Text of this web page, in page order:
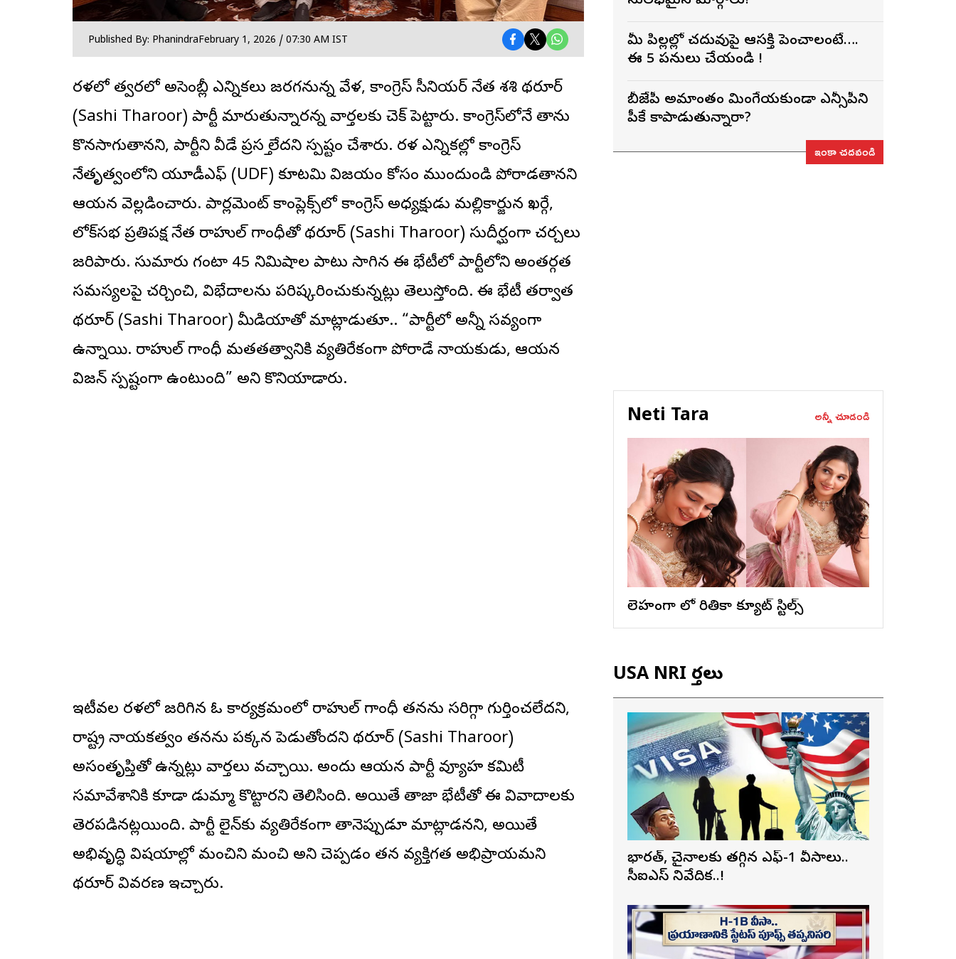
Published By: PhanindraFebruary 1, 2026 / 07:30 AM IST
కేరళలో త్వరలో అసెంబ్లీ ఎన్నికలు జరగనున్న వేళ, కాంగ్రెస్ సీనియర్ నేత శశి థరూర్
(Sashi Tharoor) పార్టీ మారుతున్నారన్న వార్తలకు చెక్ పెట్టారు. కాంగ్రెస్‌లోనే తాను
కొనసాగుతానని, పార్టీని వీడే ప్రసక్తే లేదని స్పష్టం చేశారు. కేరళ ఎన్నికల్లో కాంగ్రెస్
నేతృత్వంలోని యూడీఎఫ్ (UDF) కూటమి విజయం కోసం ముందుండి పోరాడతానని
ఆయన వెల్లడించారు. పార్లమెంట్ కాంప్లెక్స్‌లో కాంగ్రెస్ అధ్యక్షుడు మల్లికార్జున ఖర్గే,
లోక్‌సభ ప్రతిపక్ష నేత రాహుల్ గాంధీతో థరూర్ (Sashi Tharoor) సుదీర్ఘంగా చర్చలు
జరిపారు. సుమారు గంటా 45 నిమిషాల పాటు సాగిన ఈ భేటీలో పార్టీలోని అంతర్గత
సమస్యలపై చర్చించి, విభేదాలను పరిష్కరించుకున్నట్లు తెలుస్తోంది. ఈ భేటీ తర్వాత
థరూర్ (Sashi Tharoor) మీడియాతో మాట్లాడుతూ.. “పార్టీలో అన్నీ సవ్యంగా
ఉన్నాయి. రాహుల్ గాంధీ మతతత్వానికి వ్యతిరేకంగా పోరాడే నాయకుడు, ఆయన
విజన్ స్పష్టంగా ఉంటుంది” అని కొనియాడారు.
ఇటీవల కేరళలో జరిగిన ఓ కార్యక్రమంలో రాహుల్ గాంధీ తనను సరిగ్గా గుర్తించలేదని,
రాష్ట్ర నాయకత్వం తనను పక్కన పెడుతోందని థరూర్ (Sashi Tharoor)
అసంతృప్తితో ఉన్నట్లు వార్తలు వచ్చాయి. అందుకే ఆయన పార్టీ వ్యూహ కమిటీ
సమావేశానికి కూడా డుమ్మా కొట్టారని తెలిసింది. అయితే తాజా భేటీతో ఈ వివాదాలకు
తెరపడినట్లయింది. పార్టీ లైన్‌కు వ్యతిరేకంగా తానెప్పుడూ మాట్లాడనని, అయితే
అభివృద్ధి విషయాల్లో మంచిని మంచి అని చెప్పడం తన వ్యక్తిగత అభిప్రాయమని
థరూర్ వివరణ ఇచ్చారు.
మీ పిల్లల్లో చదువుపై ఆసక్తి పెంచాలంటే….
ఈ 5 పనులు చేయండి !
బీజేపీ అమాంతం మింగేయకుండా ఎన్సీపీని
పీకే కాపాడుతున్నారా?
ఇంకా చదవండి
Neti Tara అన్నీ చూడండి
లెహంగా లో రితికా క్యూట్ స్టిల్స్
USA NRI వార్తలు
భారత్, చైనాలకు తగ్గిన ఎఫ్-1 వీసాలు..
సీఐఎస్ నివేదిక..!